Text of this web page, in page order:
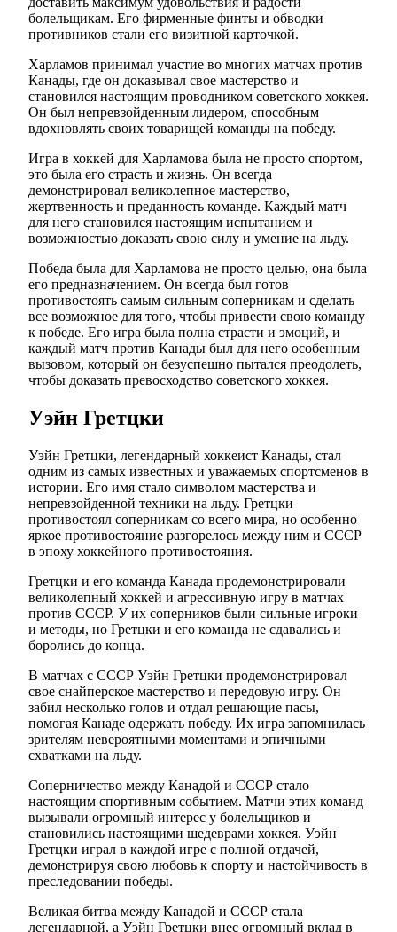
болельщикам. Его фирменные финты и обводки
противников стали его визитной карточкой.
Харламов принимал участие во многих матчах против
Канады, где он доказывал свое мастерство и
становился настоящим проводником советского хоккея.
Он был непревзойденным лидером, способным
вдохновлять своих товарищей команды на победу.
Игра в хоккей для Харламова была не просто спортом,
это была его страсть и жизнь. Он всегда
демонстрировал великолепное мастерство,
жертвенность и преданность команде. Каждый матч
для него становился настоящим испытанием и
возможностью доказать свою силу и умение на льду.
Победа была для Харламова не просто целью, она была
его предназначением. Он всегда был готов
противостоять самым сильным соперникам и сделать
все возможное для того, чтобы привести свою команду
к победе. Его игра была полна страсти и эмоций, и
каждый матч против Канады был для него особенным
вызовом, который он безуспешно пытался преодолеть,
чтобы доказать превосходство советского хоккея.
Уэйн Гретцки
Уэйн Гретцки, легендарный хоккеист Канады, стал
одним из самых известных и уважаемых спортсменов в
истории. Его имя стало символом мастерства и
непревзойденной техники на льду. Гретцки
противостоял соперникам со всего мира, но особенно
яркое противостояние разгорелось между ним и СССР
в эпоху хоккейного противостояния.
Гретцки и его команда Канада продемонстрировали
великолепный хоккей и агрессивную игру в матчах
против СССР. У их соперников были сильные игроки
и методы, но Гретцки и его команда не сдавались и
боролись до конца.
В матчах с СССР Уэйн Гретцки продемонстрировал
свое снайперское мастерство и передовую игру. Он
забил несколько голов и отдал решающие пасы,
помогая Канаде одержать победу. Их игра запомнилась
зрителям невероятными моментами и эпичными
схватками на льду.
Соперничество между Канадой и СССР стало
настоящим спортивным событием. Матчи этих команд
вызывали огромный интерес у болельщиков и
становились настоящими шедеврами хоккея. Уэйн
Гретцки играл в каждой игре с полной отдачей,
демонстрируя свою любовь к спорту и настойчивость в
преследовании победы.
Великая битва между Канадой и СССР стала
легендарной, а Уэйн Гретцки внес огромный вклад в